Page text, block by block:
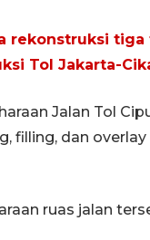
rekonstruksi
Tol Jakarta-
Jalan Tol
filling, dan
ruas jalan